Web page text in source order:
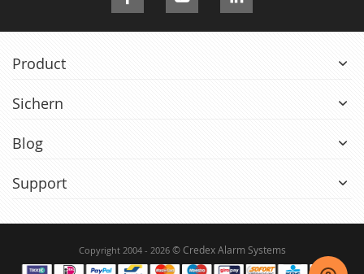
Product
Sichern
Blog
Support
Copyright 2004 - 2026 © Credex Alarm Systems